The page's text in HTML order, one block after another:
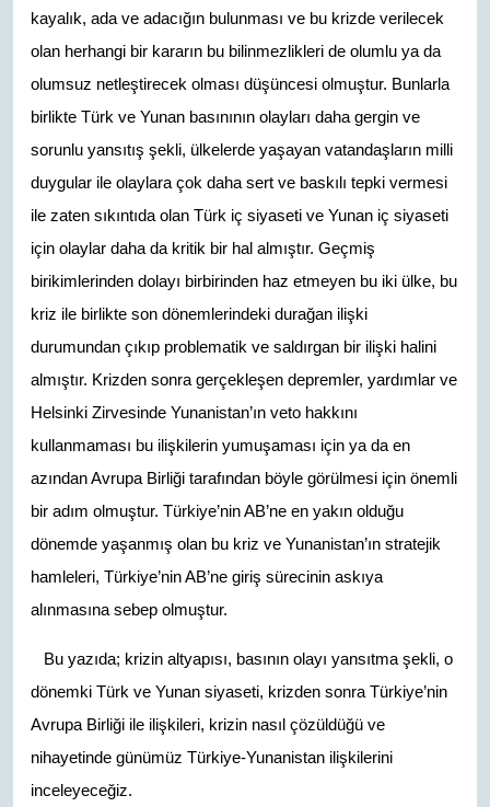
kayalık, ada ve adacığın bulunması ve bu krizde verilecek
olan herhangi bir kararın bu bilinmezlikleri de olumlu ya da
olumsuz netleştirecek olması düşüncesi olmuştur. Bunlarla
birlikte Türk ve Yunan basınının olayları daha gergin ve
sorunlu yansıtış şekli, ülkelerde yaşayan vatandaşların milli
duygular ile olaylara çok daha sert ve baskılı tepki vermesi
ile zaten sıkıntıda olan Türk iç siyaseti ve Yunan iç siyaseti
için olaylar daha da kritik bir hal almıştır. Geçmiş
birikimlerinden dolayı birbirinden haz etmeyen bu iki ülke, bu
kriz ile birlikte son dönemlerindeki durağan ilişki
durumundan çıkıp problematik ve saldırgan bir ilişki halini
almıştır. Krizden sonra gerçekleşen depremler, yardımlar ve
Helsinki Zirvesinde Yunanistan’ın veto hakkını
kullanmaması bu ilişkilerin yumuşaması için ya da en
azından Avrupa Birliği tarafından böyle görülmesi için önemli
bir adım olmuştur. Türkiye’nin AB’ne en yakın olduğu
dönemde yaşanmış olan bu kriz ve Yunanistan’ın stratejik
hamleleri, Türkiye’nin AB’ne giriş sürecinin askıya
alınmasına sebep olmuştur.
Bu yazıda; krizin altyapısı, basının olayı yansıtma şekli, o
dönemki Türk ve Yunan siyaseti, krizden sonra Türkiye’nin
Avrupa Birliği ile ilişkileri, krizin nasıl çözüldüğü ve
nihayetinde günümüz Türkiye-Yunanistan ilişkilerini
inceleyeceğiz.